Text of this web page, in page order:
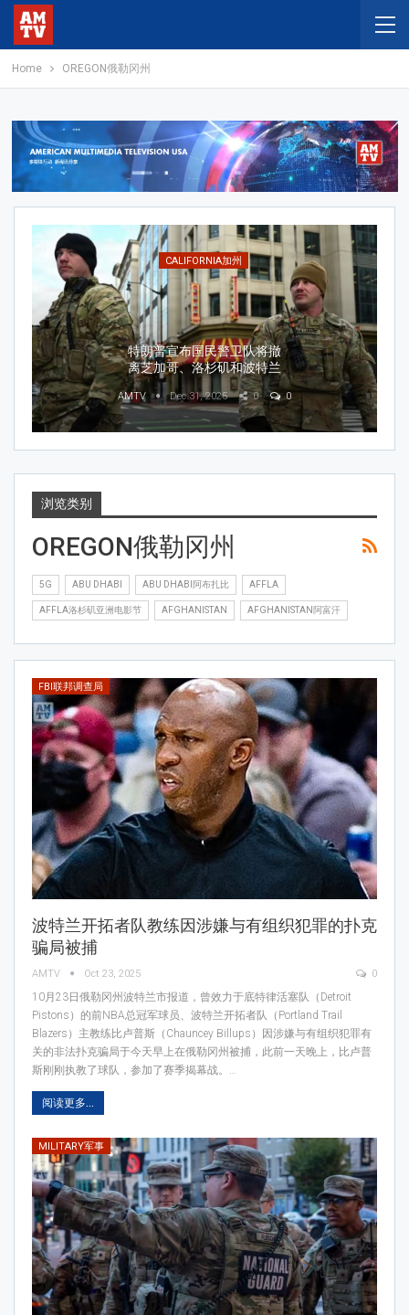
Home OREGON俄勒冈州
BUSINESS商业
耐克公司将终止与中国数千
家线上分销商的合作，并重
组其数字化布局
AMTV Jul 21, 2026 0 0
浏览类别
OREGON俄勒冈州
5G ABU DHABI ABU DHABI阿布扎比 AFFLA
AFFLA洛杉矶亚洲电影节 AFGHANISTAN AFGHANISTAN阿富汗
FBI联邦调查局
波特兰开拓者队教练因涉嫌与有组织犯罪的扑克
骗局被捕
AMTV Oct 23, 2025 0
10月23日俄勒冈州波特兰市报道，曾效力于底特律活塞队（Detroit
Pistons）的前NBA总冠军球员、波特兰开拓者队（Portland Trail
Blazers）主教练比卢普斯（Chauncey Billups）因涉嫌与有组织犯罪有
关的非法扑克骗局于今天早上在俄勒冈州被捕，此前一天晚上，比卢普
斯刚刚执教了球队，参加了赛季揭幕战。…
阅读更多...
MILITARY军事